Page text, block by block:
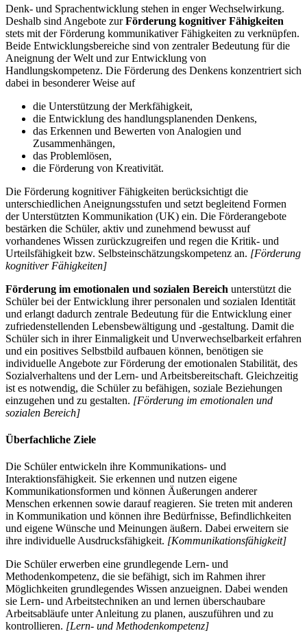
Denk- und Sprachentwicklung stehen in enger Wechselwirkung.
Deshalb sind Angebote zurFörderung kognitiver Fähigkeiten
stets mit der Förderung kommunikativer Fähigkeiten zu verknüpfen.
Beide Entwicklungsbereiche sind von zentraler Bedeutung für die
Aneignung der Welt und zur Entwicklung von
Handlungskompetenz. Die Förderung des Denkens konzentriert sich
dabei in besonderer Weise auf
die Unterstützung der Merkfähigkeit,
die Entwicklung des handlungsplanenden Denkens,
das Erkennen und Bewerten von Analogien und
Zusammenhängen,
das Problemlösen,
die Förderung von Kreativität.
Die Förderung kognitiver Fähigkeiten berücksichtigt die
unterschiedlichen Aneignungsstufen und setzt begleitend Formen
der Unterstützten Kommunikation (UK) ein. Die Förderangebote
bestärken die Schüler, aktiv und zunehmend bewusst auf
vorhandenes Wissen zurückzugreifen und regen die Kritik- und
Urteilsfähigkeit bzw. Selbsteinschätzungskompetenz an. [Förderung
kognitiver Fähigkeiten]
Förderung im emotionalen und sozialen Bereich unterstützt die
Schüler bei der Entwicklung ihrer personalen und sozialen Identität
und erlangt dadurch zentrale Bedeutung für die Entwicklung einer
zufriedenstellenden Lebensbewältigung und -gestaltung. Damit die
Schüler sich in ihrer Einmaligkeit und Unverwechselbarkeit erfahren
und ein positives Selbstbild aufbauen können, benötigen sie
individuelle Angebote zur Förderung der emotionalen Stabilität, des
Sozialverhaltens und der Lern- und Arbeitsbereitschaft. Gleichzeitig
ist es notwendig, die Schüler zu befähigen, soziale Beziehungen
einzugehen und zu gestalten. [Förderung im emotionalen und
sozialen Bereich]
Überfachliche Ziele
Die Schüler entwickeln ihre Kommunikations- und
Interaktionsfähigkeit. Sie erkennen und nutzen eigene
Kommunikationsformen und können Äußerungen anderer
Menschen erkennen sowie darauf reagieren. Sie treten mit anderen
in Kommunikation und können ihre Bedürfnisse, Befindlichkeiten
und eigene Wünsche und Meinungen äußern. Dabei erweitern sie
ihre individuelle Ausdrucksfähigkeit. [Kommunikationsfähigkeit]
Die Schüler erwerben eine grundlegende Lern- und
Methodenkompetenz, die sie befähigt, sich im Rahmen ihrer
Möglichkeiten grundlegendes Wissen anzueignen. Dabei wenden
sie Lern- und Arbeitstechniken an und lernen überschaubare
Arbeitsabläufe unter Anleitung zu planen, auszuführen und zu
kontrollieren. [Lern- und Methodenkompetenz]